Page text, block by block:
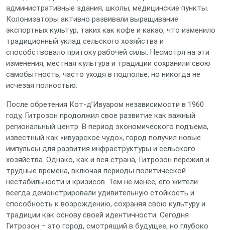
административные здания, школы, медицинские пункты.
Колонизаторы активно развивали выращивание
экспортных культур, таких как кофе и какао, что изменило
традиционный уклад сельского хозяйства и
способствовало притоку рабочей силы. Несмотря на эти
изменения, местная культура и традиции сохранили свою
самобытность, часто уходя в подполье, но никогда не
исчезая полностью.
После обретения Кот-д’Ивуаром независимости в 1960
году, Гитрозон продолжил свое развитие как важный
региональный центр. В период экономического подъема,
известный как «ивуарское чудо», город получил новые
импульсы для развития инфраструктуры и сельского
хозяйства. Однако, как и вся страна, Гитрозон пережил и
трудные времена, включая периоды политической
нестабильности и кризисов. Тем не менее, его жители
всегда демонстрировали удивительную стойкость и
способность к возрождению, сохраняя свою культуру и
традиции как основу своей идентичности. Сегодня
Гитрозон – это город, смотрящий в будущее, но глубоко